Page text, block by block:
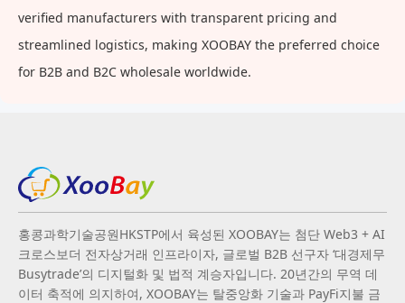
verified manufacturers with transparent pricing and
streamlined logistics, making XOOBAY the preferred choice
for B2B and B2C wholesale worldwide.
홍콩과학기술공원HKSTP에서 육성된 XOOBAY는 첨단 Web3 + AI
크로스보더 전자상거래 인프라이자, 글로벌 B2B 선구자 ‘대경제무
Busytrade’의 디지털화 및 법적 계승자입니다. 20년간의 무역 데
이터 축적에 의지하여, XOOBAY는 탈중앙화 기술과 PayFi지불 금